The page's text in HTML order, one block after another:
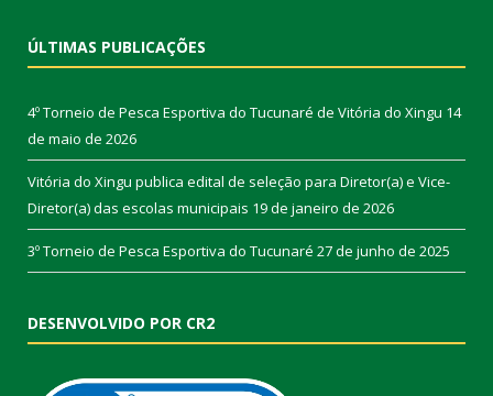
ÚLTIMAS PUBLICAÇÕES
4º Torneio de Pesca Esportiva do Tucunaré de Vitória do Xingu 14
de maio de 2026
Vitória do Xingu publica edital de seleção para Diretor(a) e Vice-
Diretor(a) das escolas municipais 19 de janeiro de 2026
3º Torneio de Pesca Esportiva do Tucunaré 27 de junho de 2025
DESENVOLVIDO POR CR2